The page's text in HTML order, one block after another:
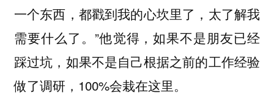
一个东西，都戳到我的心坎里了，太了解我
需要什么了。”他觉得，如果不是朋友已经
踩过坑，如果不是自己根据之前的工作经验
做了调研，100%会栽在这里。